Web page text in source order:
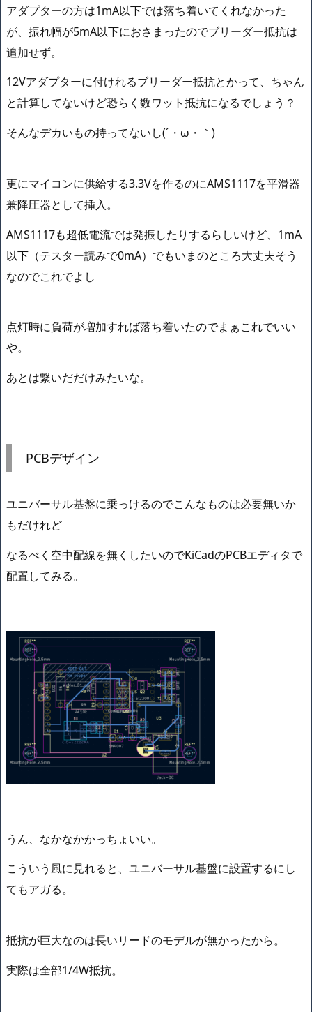
アダプターの方は1mA以下では落ち着いてくれなかった
が、振れ幅が5mA以下におさまったのでブリーダー抵抗は
追加せず。
12Vアダプターに付けれるブリーダー抵抗とかって、ちゃん
と計算してないけど恐らく数ワット抵抗になるでしょう？
そんなデカいもの持ってないし(´・ω・｀)
更にマイコンに供給する3.3Vを作るのにAMS1117を平滑器
兼降圧器として挿入。
AMS1117も超低電流では発振したりするらしいけど、1mA
以下（テスター読みで0mA）でもいまのところ大丈夫そう
なのでこれでよし
点灯時に負荷が増加すれば落ち着いたのでまぁこれでいい
や。
あとは繋いだだけみたいな。
PCBデザイン
ユニバーサル基盤に乗っけるのでこんなものは必要無いか
もだけれど
なるべく空中配線を無くしたいのでKiCadのPCBエディタで
配置してみる。
うん、なかなかかっちょいい。
こういう風に見れると、ユニバーサル基盤に設置するにし
てもアガる。
抵抗が巨大なのは長いリードのモデルが無かったから。
実際は全部1/4W抵抗。